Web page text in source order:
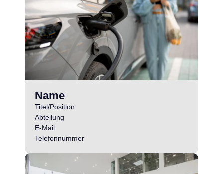
Name
Titel/Position
Abteilung
E-Mail
Telefonnummer